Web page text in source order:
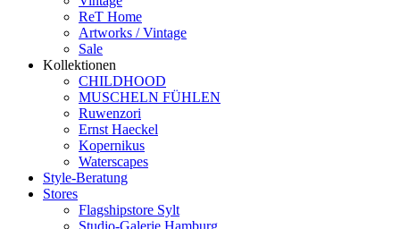
ReT Home
Artworks / Vintage
Sale
Kollektionen
CHILDHOOD
MUSCHELN FÜHLEN
Ruwenzori
Ernst Haeckel
Kopernikus
Waterscapes
Style-Beratung
Stores
Flagshipstore Sylt
Studio-Galerie Hamburg